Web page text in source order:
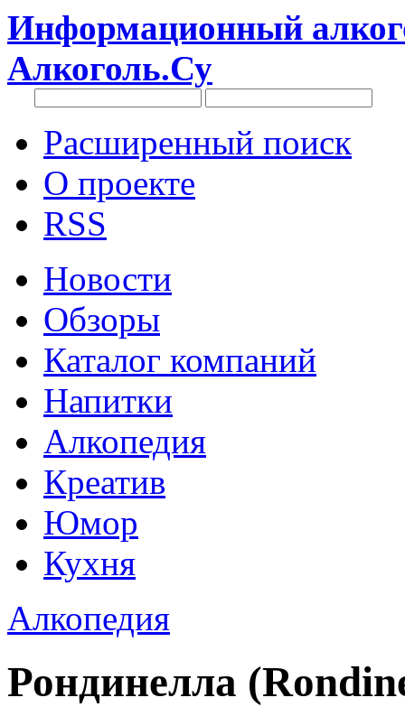
Информационный
Алкоголь.Су
Расширенный поиск
О проекте
RSS
Новости
Обзоры
Каталог компаний
Напитки
Алкопедия
Креатив
Юмор
Кухня
Алкопедия
Рондинелла